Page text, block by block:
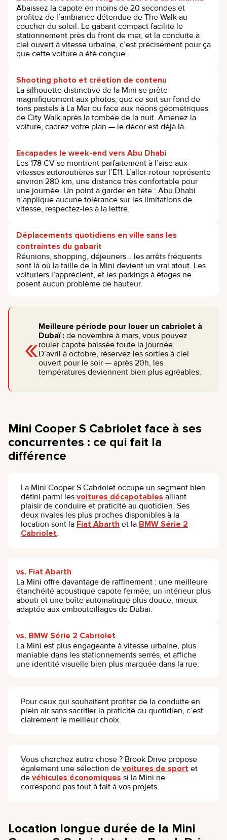
Abaissez la capote en moins de 20 secondes et
profitez de l’ambiance détendue de The Walk au
coucher du soleil. Le gabarit compact facilite le
stationnement près du front de mer, et la conduite à
ciel ouvert à vitesse urbaine, c’est précisément pour ça
que cette voiture a été conçue.
Shooting photo et création de contenu
La silhouette distinctive de la Mini se prête
magnifiquement aux photos, que ce soit sur fond de
tons pastels à La Mer ou face aux néons géométriques
de City Walk après la tombée de la nuit. Amenez la
voiture, cadrez votre plan — le décor est déjà là.
Escapades le week-end vers Abu Dhabi
Les 178 CV se montrent parfaitement à l’aise aux
vitesses autoroutières sur l’E11. L’aller-retour représente
environ 280 km, une distance très confortable pour
une journée. Un point à garder en tête : Abu Dhabi
n’applique aucune tolérance sur les limitations de
vitesse, respectez-les à la lettre.
Déplacements quotidiens en ville sans les
contraintes du gabarit
Réunions, shopping, déjeuners… les arrêts fréquents
sont là où la taille de la Mini devient un vrai atout. Les
voituriers l’apprécient, et les parkings à étages ne
posent aucun problème de hauteur.
«
Meilleure période pour louer un cabriolet à
Dubaï : de novembre à mars, vous pouvez
rouler capote baissée toute la journée.
D’avril à octobre, réservez les sorties à ciel
ouvert pour le soir — après 20h, les
températures deviennent bien plus agréables.
Mini Cooper S Cabriolet face à ses
concurrentes : ce qui fait la
différence
La Mini Cooper S Cabriolet occupe un segment bien
défini parmi les voitures décapotables alliant
plaisir de conduire et praticité au quotidien. Ses
deux rivales les plus proches disponibles à la
location sont la Fiat Abarth et la BMW Série 2
Cabriolet.
vs. Fiat Abarth
La Mini offre davantage de raffinement : une meilleure
étanchéité acoustique capote fermée, un intérieur plus
abouti et une boîte automatique plus douce, mieux
adaptée aux embouteillages de Dubaï.
vs. BMW Série 2 Cabriolet
La Mini est plus engageante à vitesse urbaine, plus
maniable dans les stationnements serrés, et affiche
une identité visuelle bien plus marquée dans la rue.
Pour ceux qui souhaitent profiter de la conduite en
plein air sans sacrifier la praticité du quotidien, c’est
clairement le meilleur choix.
Vous cherchez autre chose ? Brook Drive propose
également une sélection de voitures de sport et
de véhicules économiques si la Mini ne
correspond pas tout à fait à vos projets.
Location longue durée de la Mini